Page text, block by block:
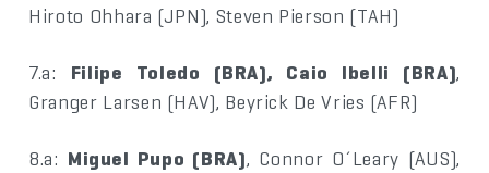
Hiroto Ohhara (JPN), Steven Pierson (TAH)
7.a: Filipe Toledo (BRA), Caio Ibelli (BRA),
Granger Larsen (HAV), Beyrick De Vries (AFR)
8.a: Miguel Pupo (BRA), Connor O´Leary (AUS),